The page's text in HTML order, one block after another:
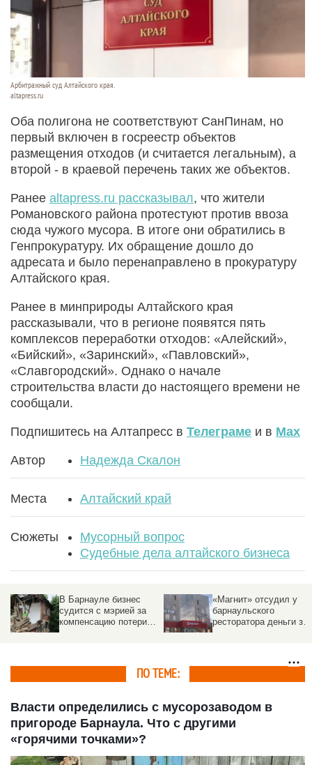
Арбитражный суд Алтайского края.
altapress.ru
Оба полигона не соответствуют СанПинам, но
первый включен в госреестр объектов
размещения отходов (и считается легальным), а
второй - в краевой перечень таких же объектов.
Ранее altapress.ru рассказывал, что жители
Романовского района протестуют против ввоза
сюда чужого мусора. В итоге они обратились в
Генпрокуратуру. Их обращение дошло до
адресата и было перенаправлено в прокуратуру
Алтайского края.
Ранее в минприроды Алтайского края
рассказывали, что в регионе появятся пять
комплексов переработки отходов: «Алейский»,
«Бийский», «Заринский», «Павловский»,
«Славгородский». Однако о начале
строительства власти до настоящего времени не
сообщали.
Подпишитесь на Алтапресс в Телеграме и в Max
Автор Надежда Скалон
Места Алтайский край
Сюжеты
Мусорный вопрос
Судебные дела алтайского бизнеса
В Барнауле бизнес
судится с мэрией за
компенсацию потери
«Магнит» отсудил у
барнаульского
ресторатора деньги за
ПО ТЕМЕ:
Власти определились с мусорозаводом в
пригороде Барнаула. Что с другими
«горячими точками»?